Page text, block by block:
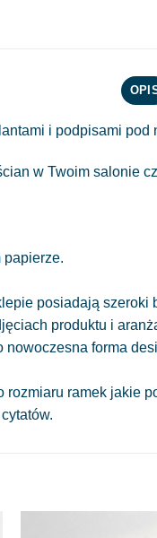
i podpisami
w Twoim salonie
papierze.
posiadają szeroki
produktu i
nowoczesna forma
rozmiaru ramek jakie